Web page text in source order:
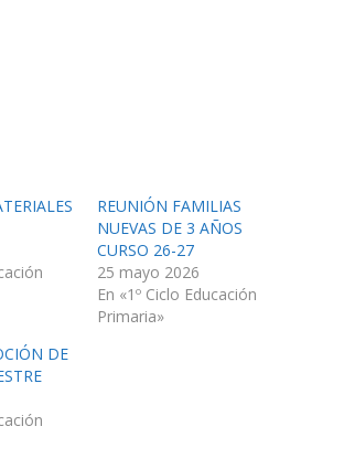
REUNIÓN FAMILIAS
NUEVAS DE 3 AÑOS
CURSO 26-27
25 mayo 2026
En «1º Ciclo Educación
Primaria»
DE